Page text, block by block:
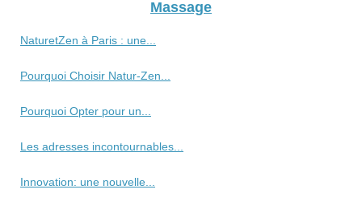
Massage
NaturetZen à Paris : une...
Pourquoi Choisir Natur-Zen...
Pourquoi Opter pour un...
Les adresses incontournables...
Innovation: une nouvelle...